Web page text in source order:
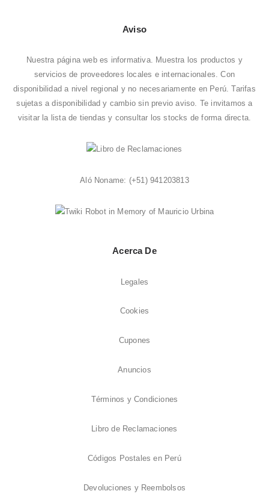
Aviso
Nuestra página web es informativa. Muestra los productos y
servicios de proveedores locales e internacionales. Con
disponibilidad a nivel regional y no necesariamente en Perú. Tarifas
sujetas a disponibilidad y cambio sin previo aviso. Te invitamos a
visitar la lista de tiendas y consultar los stocks de forma directa.
Aló Noname: (+51) 941203813
Acerca De
Legales
Cookies
Cupones
Anuncios
Términos y Condiciones
Libro de Reclamaciones
Códigos Postales en Perú
Devoluciones y Reembolsos